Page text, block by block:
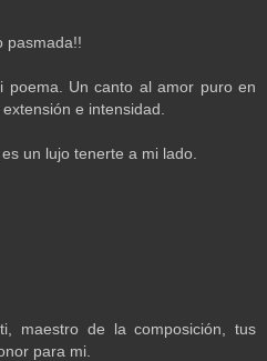
pasmada!!
poema. Un canto al amor puro en
e intensidad.
un lujo tenerte a mi lado.
maestro de la composición, tus
para mi.